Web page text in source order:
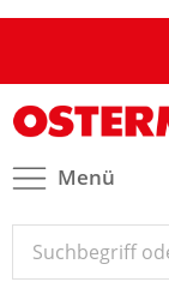
Menü